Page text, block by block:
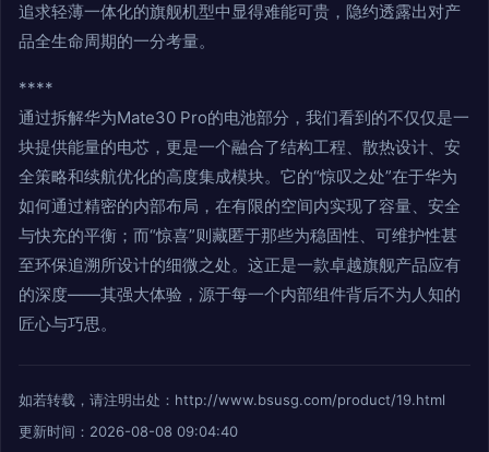
追求轻薄一体化的旗舰机型中显得难能可贵，隐约透露出对产
品全生命周期的一分考量。
****
通过拆解华为Mate30 Pro的电池部分，我们看到的不仅仅是一
块提供能量的电芯，更是一个融合了结构工程、散热设计、安
全策略和续航优化的高度集成模块。它的“惊叹之处”在于华为
如何通过精密的内部布局，在有限的空间内实现了容量、安全
与快充的平衡；而“惊喜”则藏匿于那些为稳固性、可维护性甚
至环保追溯所设计的细微之处。这正是一款卓越旗舰产品应有
的深度——其强大体验，源于每一个内部组件背后不为人知的
匠心与巧思。
如若转载，请注明出处：http://www.bsusg.com/product/19.html
更新时间：2026-08-08 09:04:40